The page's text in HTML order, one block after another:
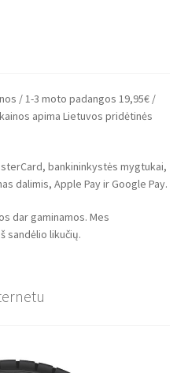
/ 1-3 moto padangos 19,95€ /
apima Lietuvos pridėtinės
bankininkystės mygtukai,
dalimis, Apple Pay ir Google Pay.
dar gaminamos. Mes
sandėlio likučių.